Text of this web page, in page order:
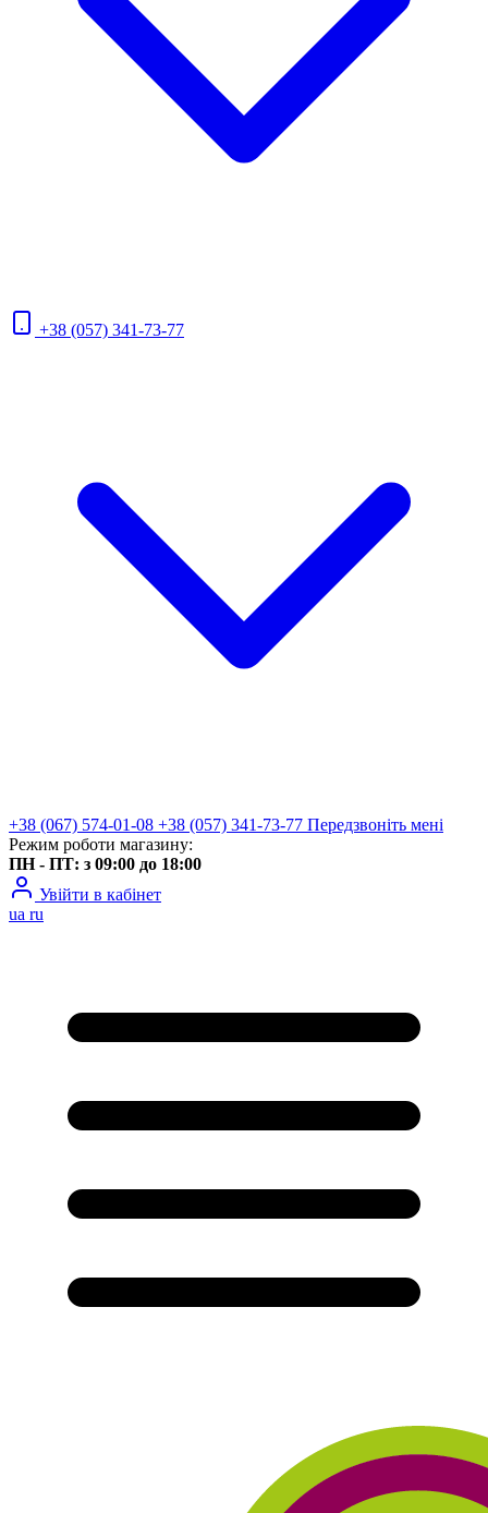
+38 (057) 341-73-77
+38 (067) 574-01-08 +38 (057) 341-73-77 Передзвоніть мені
Режим роботи магазину:
ПН - ПТ: з 09:00 до 18:00
Увійти в кабінет
ua ru